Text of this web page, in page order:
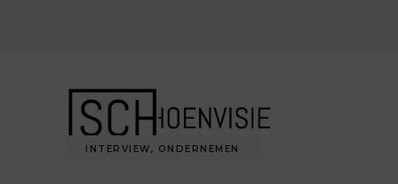
INTERVIEW, ONDERNEMEN